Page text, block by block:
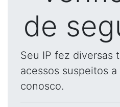
de
Seu IP fez diversas
acessos suspeitos
conosco.